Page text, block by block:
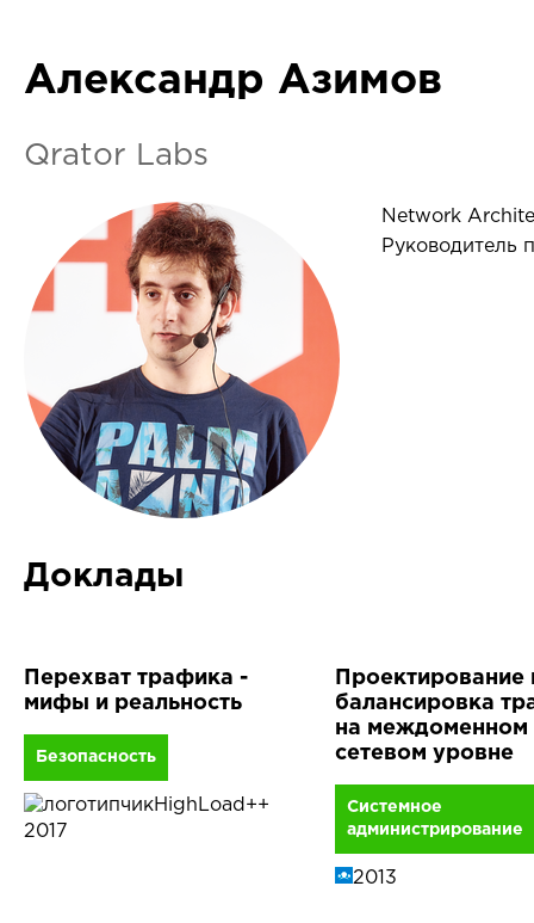
Александр Азимов
Qrator Labs
Network
Руководитель
Доклады
Перехват трафика -
мифы и реальность
Безопасность
HighLoad++
2017
Проектирование
балансировка
на междоменном
сетевом уровне
Системное
администрирование
2013